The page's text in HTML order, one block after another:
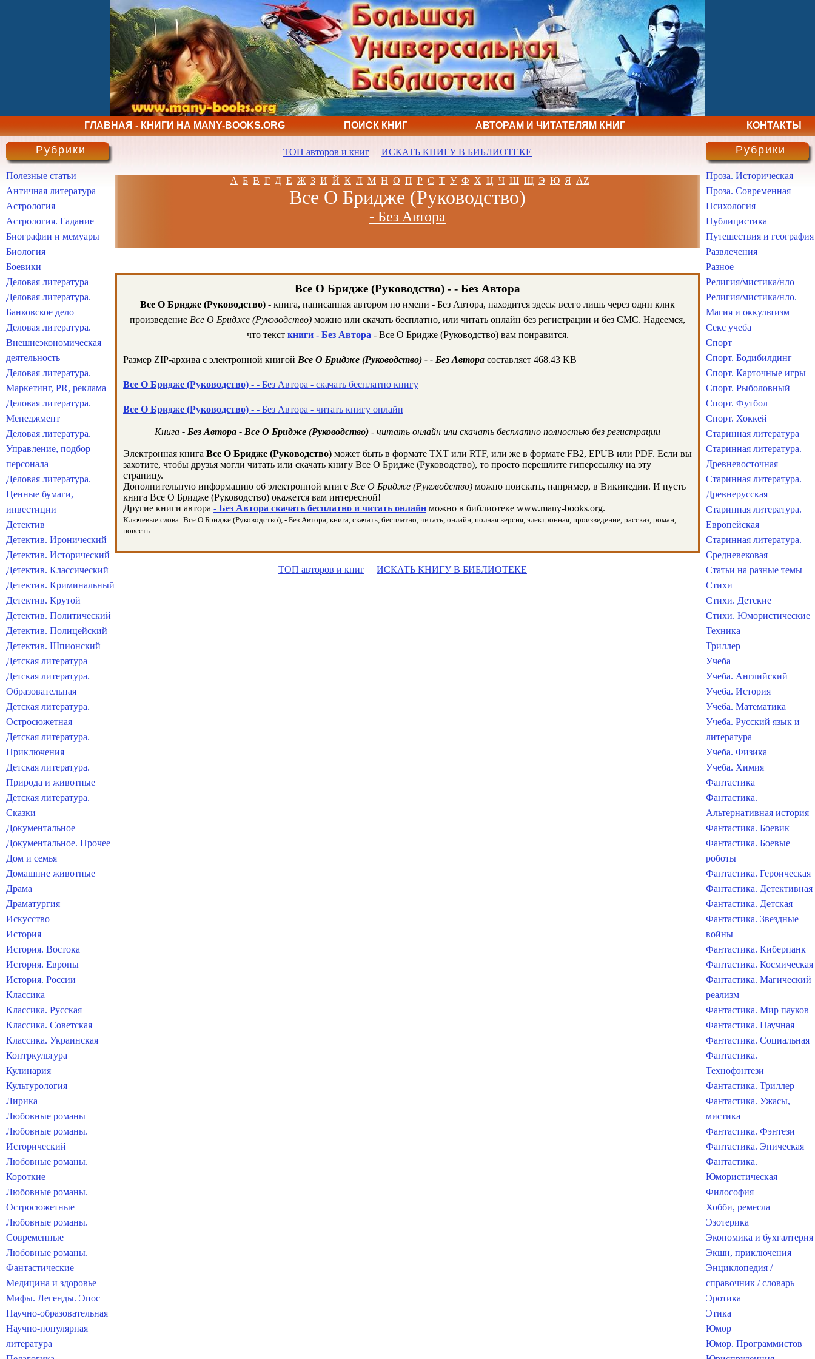
ГЛАВНАЯ - КНИГИ НА MANY-BOOKS.ORG ПОИСК КНИГ АВТОРАМ И ЧИТАТЕЛЯМ КНИГ КОНТАКТЫ
ТОП авторов и книг ИСКАТЬ КНИГУ В БИБЛИОТЕКЕ
А Б В Г Д Е Ж З И Й К Л М Н О П Р С Т У Ф Х Ц Ч Ш Щ Э Ю Я AZ
Все О Бридже (Руководство)
- Без Автора
Все О Бридже (Руководство) - - Без Автора
Все О Бридже (Руководство) - книга, написанная автором по имени - Без Автора, находится здесь: всего лишь через один клик
произведение Все О Бридже (Руководство) можно или скачать бесплатно, или читать онлайн без регистрации и без СМС. Надеемся,
что текст книги - Без Автора - Все О Бридже (Руководство) вам понравится.
Размер ZIP-архива c электронной книгой Все О Бридже (Руководство) - - Без Автора составляет 468.43 KB
Все О Бридже (Руководство) - - Без Автора - скачать бесплатно книгу
Все О Бридже (Руководство) - - Без Автора - читать книгу онлайн
Книга - Без Автора - Все О Бридже (Руководство) - читать онлайн или скачать бесплатно полностью без регистрации
Электронная книга Все О Бридже (Руководство) может быть в формате TXT или RTF, или же в формате FB2, EPUB или PDF. Если вы
захотите, чтобы друзья могли читать или скачать книгу Все О Бридже (Руководство), то просто перешлите гиперссылку на эту
страницу.
Дополнительную информацию об электронной книге Все О Бридже (Руководство) можно поискать, например, в Википедии. И пусть
книга Все О Бридже (Руководство) окажется вам интересной!
Другие книги автора - Без Автора скачать бесплатно и читать онлайн можно в библиотеке www.many-books.org.
Ключевые слова: Все О Бридже (Руководство), - Без Автора, книга, скачать, бесплатно, читать, онлайн, полная версия, электронная, произведение, рассказ, роман,
повесть
ТОП авторов и книг ИСКАТЬ КНИГУ В БИБЛИОТЕКЕ
Рубрики
Полезные статьи
Античная литература
Астрология
Астрология. Гадание
Биографии и мемуары
Биология
Боевики
Деловая литература
Деловая литература.
Банковское дело
Деловая литература.
Внешнеэкономическая
деятельность
Деловая литература.
Маркетинг, PR, реклама
Деловая литература.
Менеджмент
Деловая литература.
Управление, подбор
персонала
Деловая литература.
Ценные бумаги,
инвестиции
Детектив
Детектив. Иронический
Детектив. Исторический
Детектив. Классический
Детектив. Криминальный
Детектив. Крутой
Детектив. Политический
Детектив. Полицейский
Детектив. Шпионский
Детская литература
Детская литература.
Образовательная
Детская литература.
Остросюжетная
Детская литература.
Приключения
Детская литература.
Природа и животные
Детская литература.
Сказки
Документальное
Документальное. Прочее
Дом и семья
Домашние животные
Драма
Драматургия
Искусство
История
История. Востока
История. Европы
История. России
Классика
Классика. Русская
Классика. Советская
Классика. Украинская
Контркультура
Кулинария
Культурология
Лирика
Любовные романы
Любовные романы.
Исторический
Любовные романы.
Короткие
Любовные романы.
Остросюжетные
Любовные романы.
Современные
Любовные романы.
Фантастические
Медицина и здоровье
Мифы. Легенды. Эпос
Научно-образовательная
Научно-популярная
литература
Рубрики
Проза. Историческая
Проза. Современная
Психология
Публицистика
Путешествия и география
Развлечения
Разное
Религия/мистика/нло
Религия/мистика/нло.
Магия и оккультизм
Секс учеба
Спорт
Спорт. Бодибилдинг
Спорт. Карточные игры
Спорт. Рыболовный
Спорт. Футбол
Спорт. Хоккей
Старинная литература
Старинная литература.
Древневосточная
Старинная литература.
Древнерусская
Старинная литература.
Европейская
Старинная литература.
Средневековая
Статьи на разные темы
Стихи
Стихи. Детские
Стихи. Юмористические
Техника
Триллер
Учеба
Учеба. Английский
Учеба. История
Учеба. Математика
Учеба. Русский язык и
литература
Учеба. Физика
Учеба. Химия
Фантастика
Фантастика.
Альтернативная история
Фантастика. Боевик
Фантастика. Боевые
роботы
Фантастика. Героическая
Фантастика. Детективная
Фантастика. Детская
Фантастика. Звездные
войны
Фантастика. Киберпанк
Фантастика. Космическая
Фантастика. Магический
реализм
Фантастика. Мир пауков
Фантастика. Научная
Фантастика. Социальная
Фантастика.
Технофэнтези
Фантастика. Триллер
Фантастика. Ужасы,
мистика
Фантастика. Фэнтези
Фантастика. Эпическая
Фантастика.
Юмористическая
Философия
Хобби, ремесла
Эзотерика
Экономика и бухгалтерия
Экшн, приключения
Энциклопедия /
справочник / словарь
Эротика
Этика
Юмор
Юмор. Программистов